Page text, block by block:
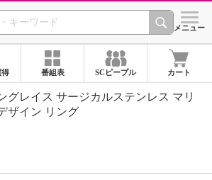
SHOP CHANNEL シメニュー
番組表 SCピープル カート
グレイス サージカルステンレス マリ
ザイン リング